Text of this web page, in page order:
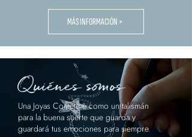
MÁS INFORMACIÓN >
Quiénes somos
Una Joyas Comete è como un talismán
para la buena suerte que guarda y
guardará tus emociones para siempre.